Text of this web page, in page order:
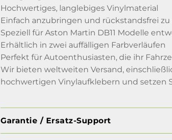
Hochwertiges, langlebiges Vinylmaterial
Einfach anzubringen und rückstandsfrei
Speziell für Aston Martin DB11 Modelle
Erhältlich in zwei auffälligen Farbverläufen
Perfekt für Autoenthusiasten, die ihr
Wir bieten weltweiten Versand,
hochwertigen Vinylaufklebern und setzen
Garantie / Ersatz-Support